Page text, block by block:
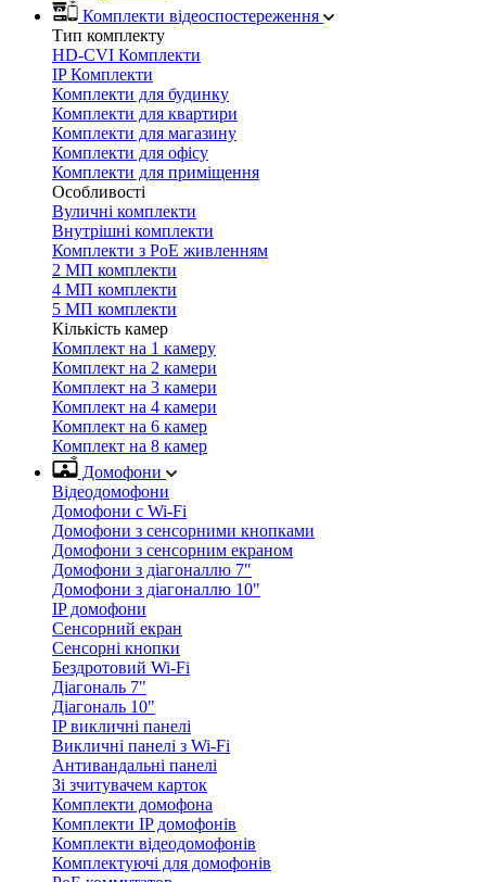
Комплекти відеоспостереження
Тип комплекту
HD-CVI Комплекти
IP Комплекти
Комплекти для будинку
Комплекти для квартири
Комплекти для магазину
Комплекти для офісу
Комплекти для приміщення
Особливості
Вуличні комплекти
Внутрішні комплекти
Комплекти з PoE живленням
2 МП комплекти
4 МП комплекти
5 МП комплекти
Кількість камер
Комплект на 1 камеру
Комплект на 2 камери
Комплект на 3 камери
Комплект на 4 камери
Комплект на 6 камер
Комплект на 8 камер
Домофони
Відеодомофони
Домофони с Wi-Fi
Домофони з сенсорними кнопками
Домофони з сенсорним екраном
Домофони з діагоналлю 7"
Домофони з діагоналлю 10"
IP домофони
Сенсорний екран
Сенсорні кнопки
Бездротовий Wi-Fi
Діагональ 7"
Діагональ 10"
IP викличні панелі
Викличні панелі з Wi-Fi
Антивандальні панелі
Зі зчитувачем карток
Комплекти домофона
Комплекти IP домофонів
Комплекти відеодомофонів
Комплектуючі для домофонів